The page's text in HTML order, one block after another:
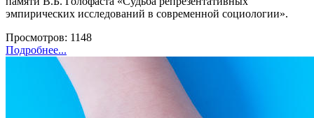
эмпирических исследований в современной социологии».
Просмотров: 1148
Подробнее...